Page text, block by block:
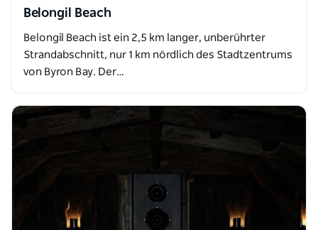
Belongil Beach
Belongil Beach ist ein 2,5 km langer, unberührter
Strandabschnitt, nur 1 km nördlich des Stadtzentrums
von Byron Bay. Der…